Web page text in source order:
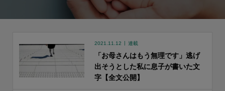
2021.11.12 連載
「お母さんはもう無理です」逃げ
出そうとした私に息子が書いた文
字【全文公開】